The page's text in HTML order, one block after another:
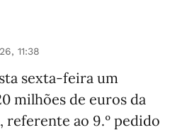
11:38
sexta-feira um
milhões de euros da
referente ao 9.º pedido